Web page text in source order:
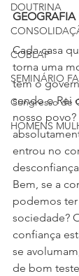
DOUTRINA
COBLAP
SEMINÁRIO
Congresso de
HOMENS
Cada casa
torna uma
tem o
sendo o Rei
nosso povo?
entrou no
Bem, se a
podemos
sociedade?
confiança
se
de bom